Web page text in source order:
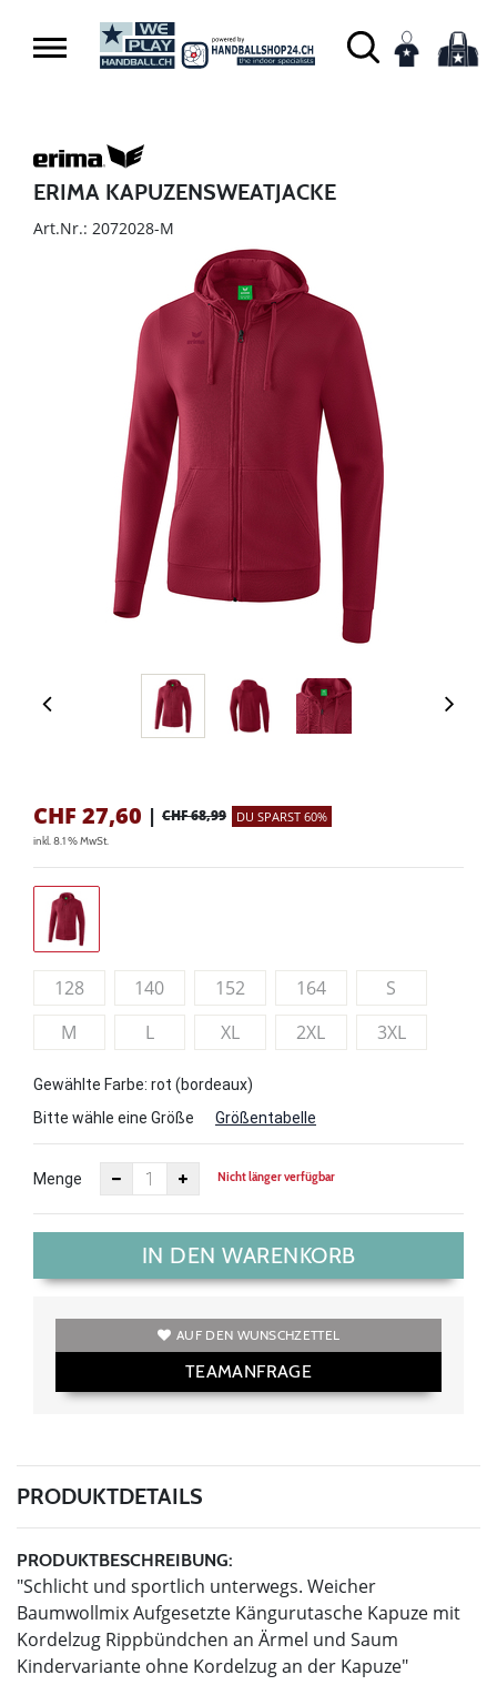
ERIMA KAPUZENSWEATJACKE
Art.Nr.: 2072028-M
CHF 27,60 | CHF 68,99 DU SPARST 60%
inkl. 8.1 % MwSt.
128 140 152 164
S
M
L XL 2XL 3XL
Gewählte Farbe: rot (bordeaux)
Bitte wähle eine Größe
Größentabelle
Menge Nicht länger verfügbar
IN DEN WARENKORB
AUF DEN WUNSCHZETTEL
TEAMANFRAGE
PRODUKTDETAILS
PRODUKTBESCHREIBUNG:
"Schlicht und sportlich unterwegs. Weicher
Baumwollmix Aufgesetzte Kängurutasche Kapuze mit
Kordelzug Rippbündchen an Ärmel und Saum
Kindervariante ohne Kordelzug an der Kapuze"